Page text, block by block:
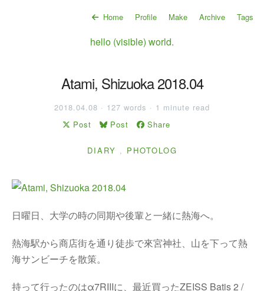
Home Profile Make Archive Tags
hello (visible) world.
Atami, Shizuoka 2018.04
2018.04.08 · 127 words · 1 minute read
Post
Post Share
DIARY , PHOTOLOG
日曜日、大学の時の同期や後輩と一緒に熱海へ。
熱海駅から商店街を通り徒歩で來宮神社、山を下って熱
海サンビーチを散策。
持って行ったのはα7RIIIに、最近買ったZEISS Batis 2 /